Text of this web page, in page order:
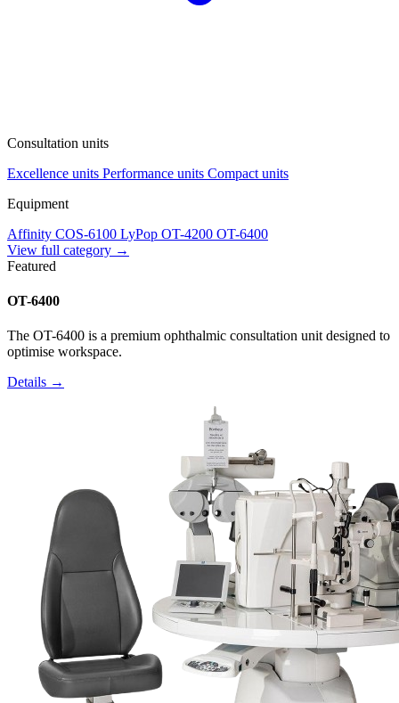
Consultation units
Excellence units Performance units Compact units
Equipment
Affinity COS-6100 LyPop OT-4200 OT-6400
View full category →
Featured
OT-6400
The OT-6400 is a premium ophthalmic consultation unit designed to
optimise workspace.
Details →